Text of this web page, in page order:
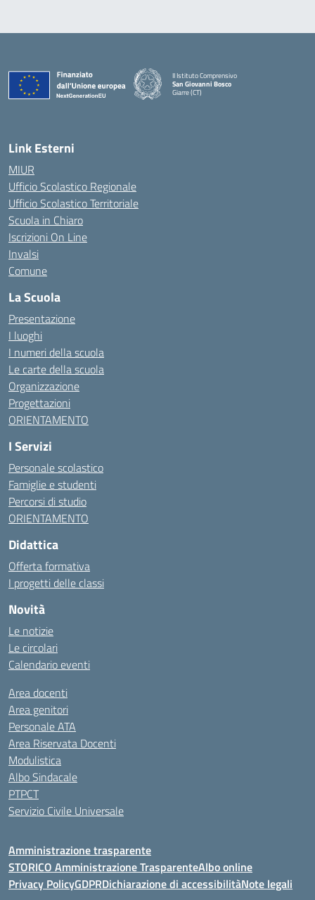
II Istituto Comprensivo
San Giovanni Bosco
Giarre (CT)
Link Esterni
MIUR
Ufficio Scolastico Regionale
Ufficio Scolastico Territoriale
Scuola in Chiaro
Iscrizioni On Line
Invalsi
Comune
La Scuola
Presentazione
I luoghi
I numeri della scuola
Le carte della scuola
Organizzazione
Progettazioni
ORIENTAMENTO
I Servizi
Personale scolastico
Famiglie e studenti
Percorsi di studio
ORIENTAMENTO
Didattica
Offerta formativa
I progetti delle classi
Novità
Le notizie
Le circolari
Calendario eventi
Area docenti
Area genitori
Personale ATA
Area Riservata Docenti
Modulistica
Albo Sindacale
PTPCT
Servizio Civile Universale
Amministrazione trasparente
STORICO Amministrazione TrasparenteAlbo online
Privacy PolicyGDPRDichiarazione di accessibilitàNote legali